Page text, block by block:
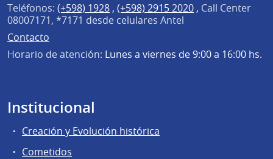
Teléfonos: (+598) 1928 , (+598) 2915 2020 , Call Center
08007171, *7171 desde celulares Antel
Contacto
Horario de atención: Lunes a viernes de 9:00 a 16:00 hs.
Institucional
Creación y Evolución histórica
Cometidos